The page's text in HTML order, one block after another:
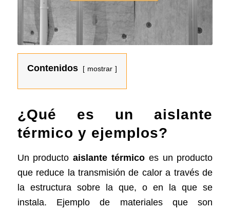
Contenidos mostrar
¿Qué es un aislante
térmico y ejemplos?
Un productoaislante térmico es un producto
que reduce la transmisión de calor a través de
la estructura sobre la que, o en la que se
instala. Ejemplo de materiales que son